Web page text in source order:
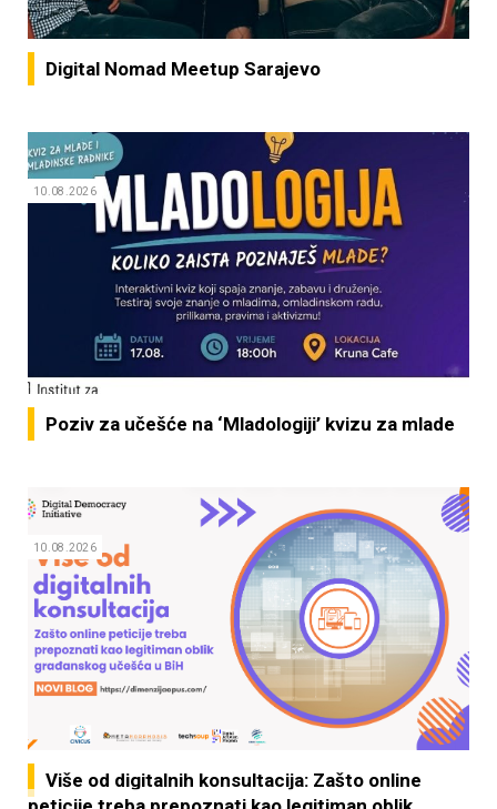
Digital Nomad Meetup Sarajevo
Poziv za učešće na ‘Mladologiji’ kvizu za mlade
10.08.2026
Više od digitalnih konsultacija: Zašto online
10.08.2026